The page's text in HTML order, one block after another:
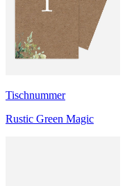
Tischnummer
Rustic Green Magic